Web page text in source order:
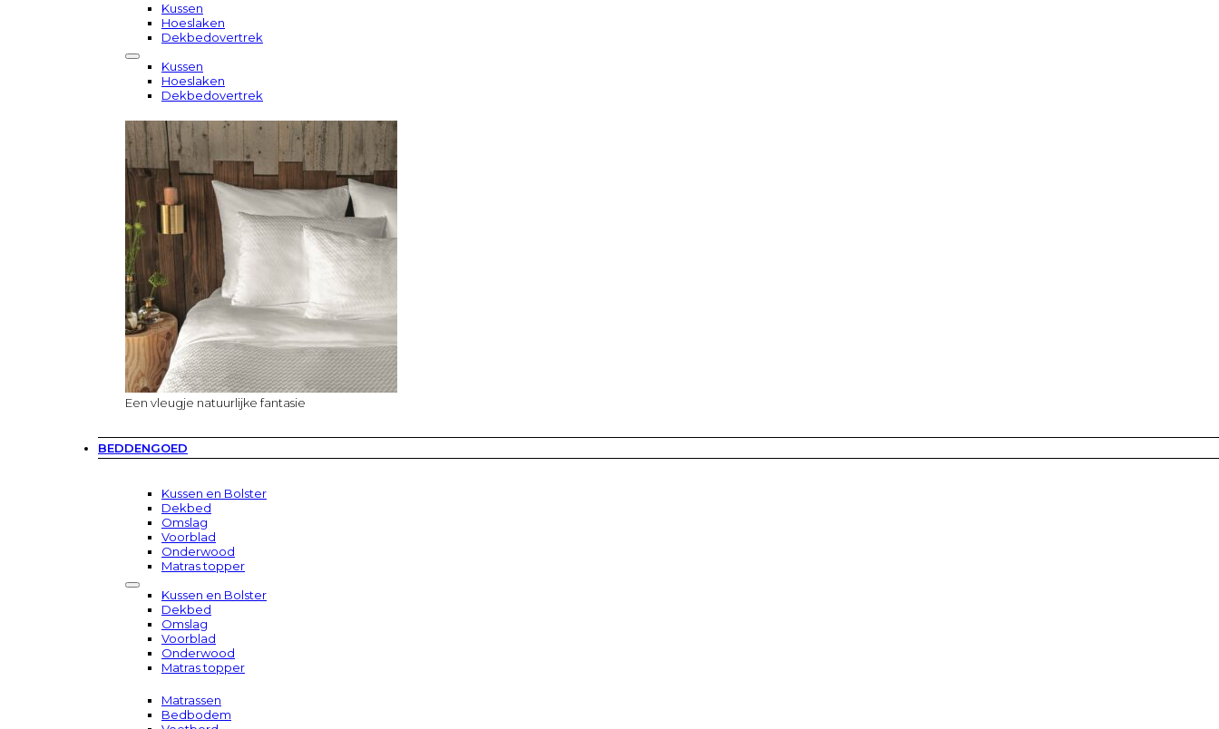
Kussen
Hoeslaken
Dekbedovertrek
Kussen
Hoeslaken
Dekbedovertrek
Een vleugje natuurlijke fantasie
BEDDENGOED
Kussen en Bolster
Dekbed
Omslag
Voorblad
Onderwood
Matras topper
Kussen en Bolster
Dekbed
Omslag
Voorblad
Onderwood
Matras topper
Matrassen
Bedbodem